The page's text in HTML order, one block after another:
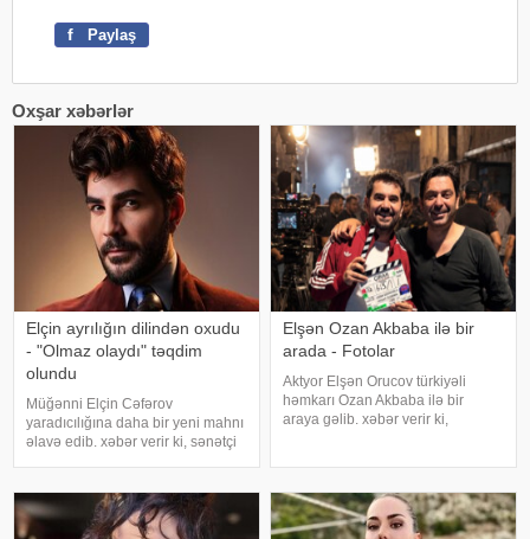
f Paylaş
Oxşar xəbərlər
Elçin ayrılığın dilindən oxudu
- "Olmaz olaydı" təqdim
olundu
Müğənni Elçin Cəfərov
yaradıcılığına daha bir yeni mahnı
əlavə edib. xəbər verir ki, sənətçi
verib. . Bəstənin sözləri Rafael
Şabanova, musiqisi is
Elşən Ozan Akbaba ilə bir
arada - Fotolar
Aktyor Elşən Orucov türkiyəli
həmkarı Ozan Akbaba ilə bir
araya gəlib. xəbər verir ki,
Elşən layihənin birinci hissəsində
d